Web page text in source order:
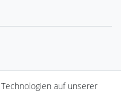
auf unserer